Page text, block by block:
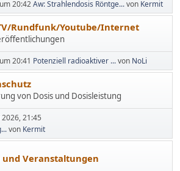
um 20:42Aw: Strahlendosis Röntge...von Kermit
Rundfunk/Youtube/Internet
um 20:41 Potenziell radioaktiver ...von NoLi
von Dosis und Dosisleistung
2026, 21:45
von Kermit
und Veranstaltungen